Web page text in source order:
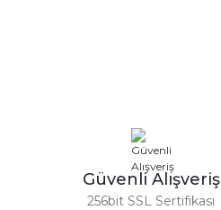
Güvenli Alışveriş
256bit SSL Sertifikası